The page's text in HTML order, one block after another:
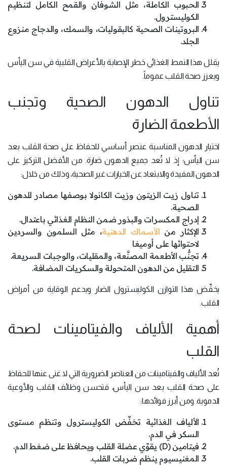
الحبوب الكاملة، مثل الشوفان والقمح الكامل لتنظيم
الكوليسترول.
البروتينات الصحية كالبقوليات، والسمك، والدجاج منزوع
الجلد.
يقلل هذا النمط الغذائي خطر الإصابة بالأعراض القلبية في سن اليأس
ويعزز صحة القلب عموماً.
تناول الدهون الصحية وتجنب
الأطعمة الضارة
اختيار الدهون المناسبة عنصر أساسي للحفاظ على صحة القلب بعد
سن اليأس؛ إذ لا تُعد جميع الدهون ضارة. من الأفضل التركيز على
الدهون المفيدة والابتعاد عن الخيارات غير الصحية، وذلك من خلال:
تناول زيت الزيتون وزيت الكانولا بوصفها مصادر للدهون
الصحية.
إدراج المكسرات والبذور ضمن النظام الغذائي باعتدال.
الإكثار من الأسماك الدهنية، مثل السلمون والسردين
لاحتوائها على أوميغا
تجنُّب الأطعمة المصنَّعة، والمقليات، والوجبات السريعة.
التقليل من الدهون المتحولة والسكريات المضافة.
يخفِّض هذا التوازن الكوليسترول الضار ويدعم الوقاية من أمراض
القلب.
أهمية الألياف والفيتامينات لصحة
القلب
تُعد الألياف والفيتامينات من العناصر الضرورية التي لا غنى عنها للحفاظ
على صحة القلب بعد سن اليأس، فتحسن وظائف القلب والأوعية
الدموية. ومن أبرز فوائدها:
الألياف الغذائية تخفِّض الكوليسترول وتنظم مستوى
السكر في الدم.
فيتامين (D) يقوِّي عضلة القلب ويحافظ على ضغط الدم.
المغنيسيوم ينظم ضربات القلب.